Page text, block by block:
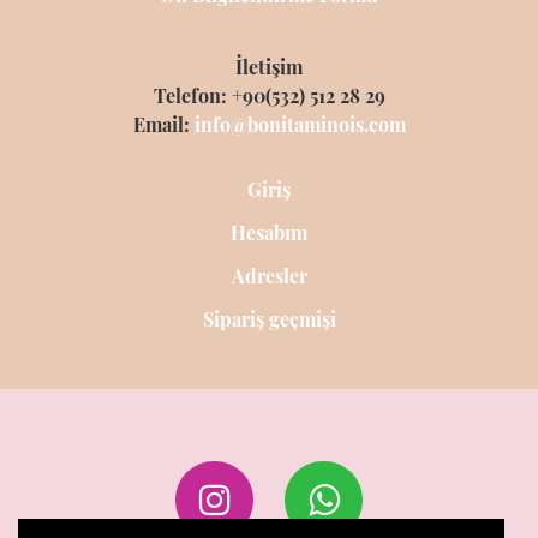
İletişim
Telefon: +90(532) 512 28 29
Email: info@bonitaminois.com
Giriş
Hesabım
Adresler
Sipariş geçmişi